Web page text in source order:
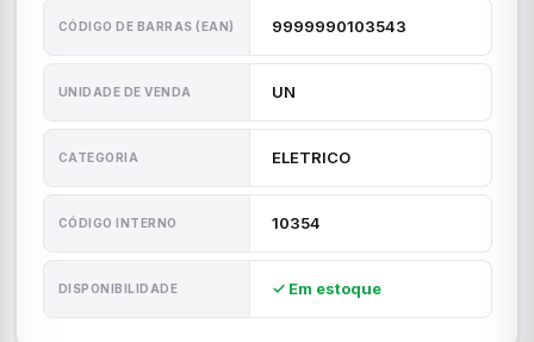
CÓDIGO DE BARRAS (EAN) 9999990103543
UNIDADE DE VENDA UN
CATEGORIA ELETRICO
CÓDIGO INTERNO 10354
DISPONIBILIDADE ✓ Em estoque